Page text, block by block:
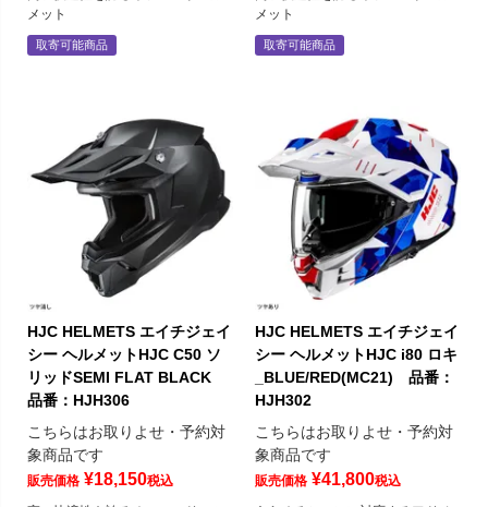
メット
取寄可能商品
メット
取寄可能商品
HJC HELMETS エイチジェイ
シー ヘルメットHJC C50 ソ
リッドSEMI FLAT BLACK
品番：HJH306
こちらはお取りよせ・予約対
象商品です
販売価格 ¥18,150税込
HJC HELMETS エイチジェイ
シー ヘルメットHJC i80 ロキ
_BLUE/RED(MC21) 品番：
HJH302
こちらはお取りよせ・予約対
象商品です
販売価格 ¥41,800税込